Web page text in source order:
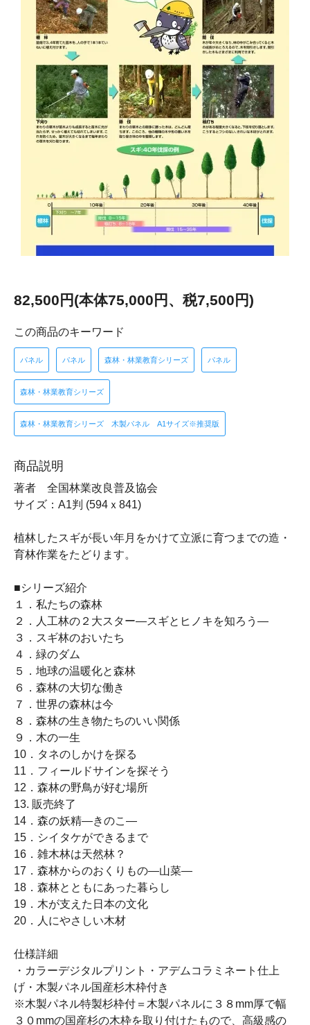
82,500円(本体75,000円、税7,500円)
この商品のキーワード
パネル パネル 森林・林業教育シリーズ パネル
森林・林業教育シリーズ
森林・林業教育シリーズ 木製パネル A1サイズ※推奨版
商品説明
著者 全国林業改良普及協会
サイズ：A1判 (594ｘ841)
植林したスギが長い年月をかけて立派に育つまでの造・
育林作業をたどります。
■シリーズ紹介
１．私たちの森林
２．人工林の２大スター―スギとヒノキを知ろう―
３．スギ林のおいたち
４．緑のダム
５．地球の温暖化と森林
６．森林の大切な働き
７．世界の森林は今
８．森林の生き物たちのいい関係
９．木の一生
10．タネのしかけを探る
11．フィールドサインを探そう
12．森林の野鳥が好む場所
13. 販売終了
14．森の妖精―きのこ―
15．シイタケができるまで
16．雑木林は天然林？
17．森林からのおくりもの―山菜―
18．森林とともにあった暮らし
19．木が支えた日本の文化
20．人にやさしい木材
仕様詳細
・カラーデジタルプリント・アデムコラミネート仕上
げ・木製パネル国産杉木枠付き
※木製パネル特製杉枠付＝木製パネルに３８mm厚で幅
３０mmの国産杉の木枠を取り付けたもので、高級感の